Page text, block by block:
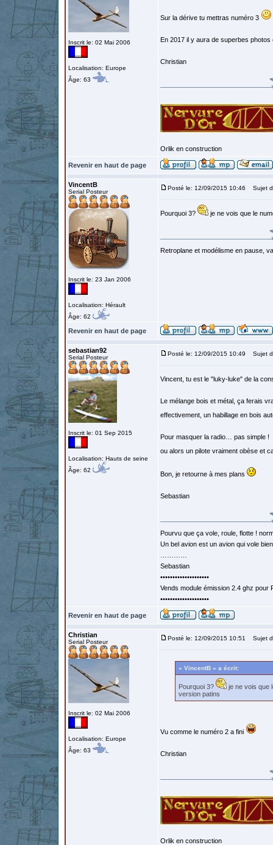
Inscrit le: 02 Mai 2006
Localisation: Europe
Âge: 63
Sur la dérive tu mettras numéro 3
En 2017 il y aura de superbes photos
Christian
Orlik en construction
Revenir en haut de page
VincentB
Serial Posteur
Inscrit le: 23 Jan 2006
Localisation: Hérault
Âge: 62
Posté le: 12/09/2015 10:46 Sujet
Pourquoi 3? je ne vois que le
Retroplane et modélisme en pause,
Revenir en haut de page
sebastian92
Serial Posteur
Inscrit le: 01 Sep 2015
Localisation: Hauts de seine
Âge: 62
Posté le: 12/09/2015 10:49 Sujet
Vincent, tu est le "luky-luke" de la
Le mélange bois et métal, ça ferais
effectivement, un habillage en bois
Pour masquer la radio… pas simple !
ou alors un pilote vraiment obèse et
Bon, je retourne à mes plans
Sebastian
Pourvu que ça vole, roule, flotte !
Un bel avion est un avion qui vole
Sebastian
••••••••••••••••••••
Vends module émission 2.4 ghz
••••••••••••••••••••
Revenir en haut de page
Christian
Serial Posteur
Inscrit le: 02 Mai 2006
Localisation: Europe
Âge: 63
Posté le: 12/09/2015 10:51 Sujet
« VincentB » a écrit:
Pourquoi 3?
je ne vois que
version patins
Vu comme le numéro 2 a fini
Christian
Orlik en construction